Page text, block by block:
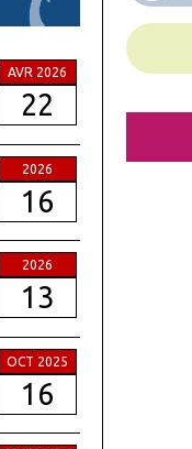
AVR 2026
22
2026
16
2026
13
OCT 2025
16